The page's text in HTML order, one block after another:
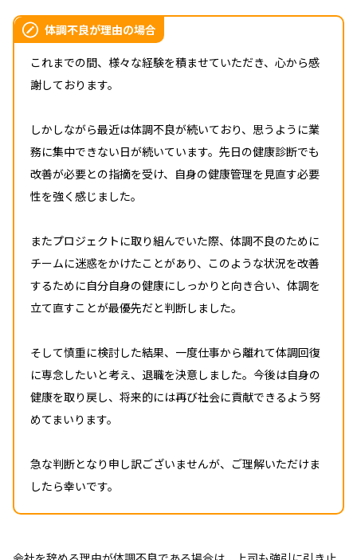
体調不良が理由の場合
これまでの間、様々な経験を積ませていただき、心から感
謝しております。
しかしながら最近は体調不良が続いており、思うように業
務に集中できない日が続いています。先日の健康診断でも
改善が必要との指摘を受け、自身の健康管理を見直す必要
性を強く感じました。
またプロジェクトに取り組んでいた際、体調不良のために
チームに迷惑をかけたことがあり、このような状況を改善
するために自分自身の健康にしっかりと向き合い、体調を
立て直すことが最優先だと判断しました。
そして慎重に検討した結果、一度仕事から離れて体調回復
に専念したいと考え、退職を決意しました。今後は自身の
健康を取り戻し、将来的には再び社会に貢献できるよう努
めてまいります。
急な判断となり申し訳ございませんが、ご理解いただけま
したら幸いです。